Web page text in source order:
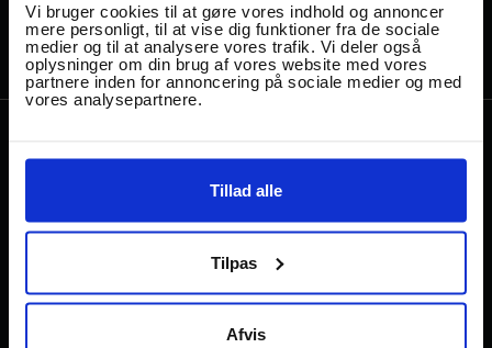
Vi bruger cookies til at gøre vores indhold og annoncer
mere personligt, til at vise dig funktioner fra de sociale
medier og til at analysere vores trafik. Vi deler også
oplysninger om din brug af vores website med vores
partnere inden for annoncering på sociale medier og med
vores analysepartnere.
Tillad alle
Tilpas
Afvis
STREET FOOD
EVENTS
KABEL29
UPDATE
FACILITETER
OM TRÅDEN
TRAADEN
→Mail: hej@traaden.dk
GAMBORG BRYGHUS &
STREETFOOD